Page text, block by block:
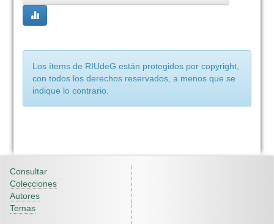
Los ítems de RIUdeG están protegidos por copyright,
con todos los derechos reservados, a menos que se
indique lo contrario.
Consultar
Colecciones
Autores
Temas